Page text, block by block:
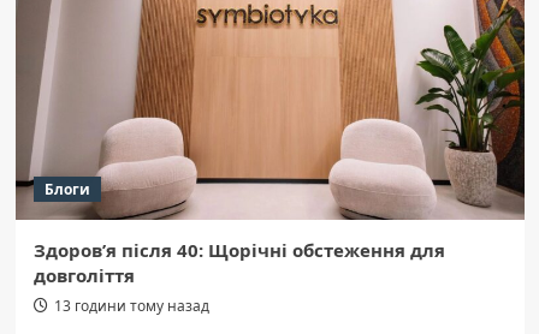
Блоги
Здоров’я після 40: Щорічні обстеження для
довголіття
13 години тому назад